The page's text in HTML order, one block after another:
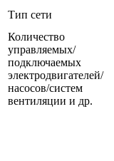
Тип сети
Количество
управляемых/
подключаемых
электродвигателей/
насосов/систем
вентиляции и др.